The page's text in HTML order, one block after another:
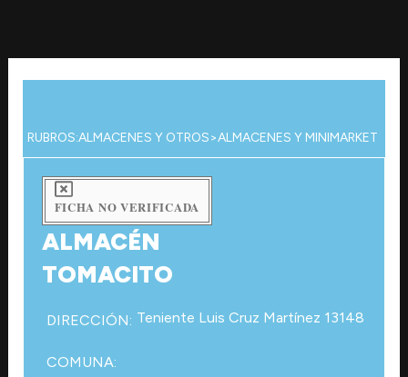
contenido
RUBROS:ALMACENES Y OTROS>ALMACENES Y MINIMARKET
FICHA NO VERIFICADA
ALMACÉN
TOMACITO
DIRECCIÓN: Teniente Luis Cruz Martínez 13148
COMUNA: